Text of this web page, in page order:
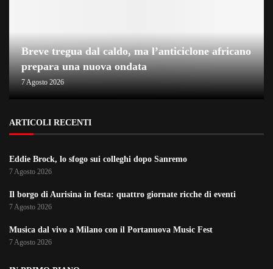
Breve tregua dal caldo, ma l’anticiclone africano
prepara una nuova ondata
7 Agosto 2026
ARTICOLI RECENTI
Eddie Brock, lo sfogo sui colleghi dopo Sanremo
7 Agosto 2026
Il borgo di Aurisina in festa: quattro giornate ricche di eventi
7 Agosto 2026
Musica dal vivo a Milano con il Portanuova Music Fest
7 Agosto 2026